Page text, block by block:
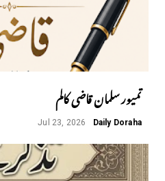
تمیور سلمان قاضی کالم
Daily Doraha
Jul 23, 2026